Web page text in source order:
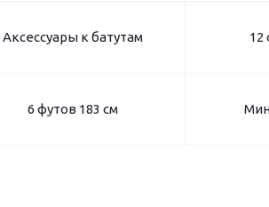
Аксессуары к батутам 12
6 футов 183 см